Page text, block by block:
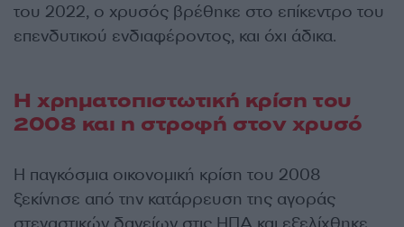
του 2022, ο χρυσός βρέθηκε στο επίκεντρο του
επενδυτικού ενδιαφέροντος, και όχι άδικα.
Η χρηματοπιστωτική κρίση του
2008 και η στροφή στον χρυσό
Η παγκόσμια οικονομική κρίση του 2008
ξεκίνησε από την κατάρρευση της αγοράς